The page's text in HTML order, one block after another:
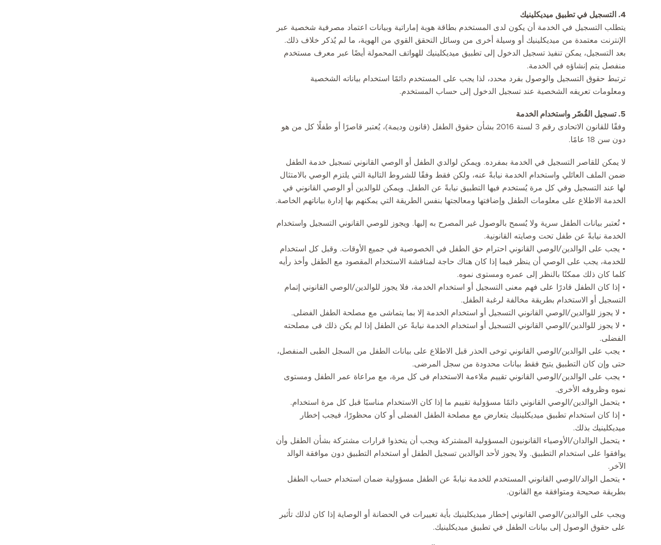
4. التسجيل في تطبيق ميديكلينيك
يتطلب التسجيل في الخدمة أن يكون لدى المستخدم بطاقة هوية إماراتية وبيانات اعتماد مصرفية شخصية عبر
الإنترنت معتمدة من ميديكلينيك أو وسيلة أخرى من وسائل التحقق القوي من الهوية، ما لم يُذكر خلاف ذلك.
بعد التسجيل، يمكن تنفيذ تسجيل الدخول إلى تطبيق ميديكلينيك للهواتف المحمولة أيضًا عبر معرف مستخدم
منفصل يتم إنشاؤه في الخدمة.
ترتبط حقوق التسجيل والوصول بفرد محدد، لذا يجب على المستخدم دائمًا استخدام بياناته الشخصية
ومعلومات تعريفه الشخصية عند تسجيل الدخول إلى حساب المستخدم.
5. تسجيل القُصّر واستخدام الخدمة
وفقًا للقانون الاتحادى رقم 3 لسنة 2016 بشأن حقوق الطفل (قانون وديمة)، يُعتبر قاصرًا أو طفلًا كل من هو
دون سن 18 عامًا.
لا يمكن للقاصر التسجيل في الخدمة بمفرده. ويمكن لوالدي الطفل أو الوصي القانوني تسجيل خدمة الطفل
ضمن الملف العائلي واستخدام الخدمة نيابةً عنه، ولكن فقط وفقًا للشروط التالية التي يلتزم الوصي بالامتثال
لها عند التسجيل وفي كل مرة يُستخدم فيها التطبيق نيابةً عن الطفل. ويمكن للوالدين أو الوصي القانوني في
الخدمة الاطلاع على معلومات الطفل وإضافتها ومعالجتها بنفس الطريقة التي يمكنهم بها إدارة بياناتهم الخاصة.
• تُعتبر بيانات الطفل سرية ولا يُسمح بالوصول غير المصرح به إليها. ويجوز للوصي القانوني التسجيل واستخدام
الخدمة نيابةً عن طفل تحت وصايته القانونية.
• يجب على الوالدين/الوصي القانوني احترام حق الطفل في الخصوصية في جميع الأوقات. وقبل كل استخدام
للخدمة، يجب على الوصي أن ينظر فيما إذا كان هناك حاجة لمناقشة الاستخدام المقصود مع الطفل وأخذ رأيه
كلما كان ذلك ممكنًا بالنظر إلى عمره ومستوى نموه.
• إذا كان الطفل قادرًا على فهم معنى التسجيل أو استخدام الخدمة، فلا يجوز للوالدين/الوصي القانوني إتمام
التسجيل أو الاستخدام بطريقة مخالفة لرغبة الطفل.
• لا يجوز للوالدين/الوصي القانوني التسجيل أو استخدام الخدمة إلا بما يتماشى مع مصلحة الطفل الفضلى.
• لا يجوز للوالدين/الوصي القانوني التسجيل أو استخدام الخدمة نيابةً عن الطفل إذا لم يكن ذلك فى مصلحته
الفضلى.
• يجب على الوالدين/الوصي القانوني توخى الحذر قبل الاطلاع على بيانات الطفل من السجل الطبى المنفصل،
حتى وإن كان التطبيق يتيح فقط بيانات محدودة من سجل المرضى.
• يجب على الوالدين/الوصي القانوني تقييم ملاءمة الاستخدام فى كل مرة، مع مراعاة عمر الطفل ومستوى
نموه وظروفه الأخرى.
• يتحمل الوالدين/الوصي القانوني دائمًا مسؤولية تقييم ما إذا كان الاستخدام مناسبًا قبل كل مرة استخدام.
• إذا كان استخدام تطبيق ميديكلينيك يتعارض مع مصلحة الطفل الفضلى أو كان محظورًا، فيجب إخطار
ميديكلينيك بذلك.
• يتحمل الوالدان/الأوصياء القانونيون المسؤولية المشتركة ويجب أن يتخذوا قرارات مشتركة بشأن الطفل وأن
يوافقوا على استخدام التطبيق. ولا يجوز لأحد الوالدين تسجيل الطفل أو استخدام التطبيق دون موافقة الوالد
الآخر.
• يتحمل الوالد/الوصي القانوني المستخدم للخدمة نيابةً عن الطفل مسؤولية ضمان استخدام حساب الطفل
بطريقة صحيحة ومتوافقة مع القانون.
ويجب على الوالدين/الوصي القانوني إخطار ميديكلينيك بأية تغييرات في الحضانة أو الوصاية إذا كان لذلك تأثير
على حقوق الوصول إلى بيانات الطفل في تطبيق ميديكلينيك.